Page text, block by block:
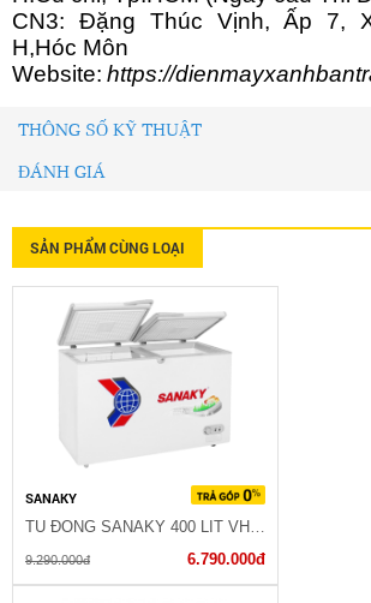
CN3: Đặng Thúc Vịnh, Ấp 7,
H,Hóc Môn
Website: https://
THÔNG SỐ KỸ THUẬT
ĐÁNH GIÁ
SẢN PHẨM CÙNG LOẠI
SANAKY
9.290.000đ 6.790.000đ